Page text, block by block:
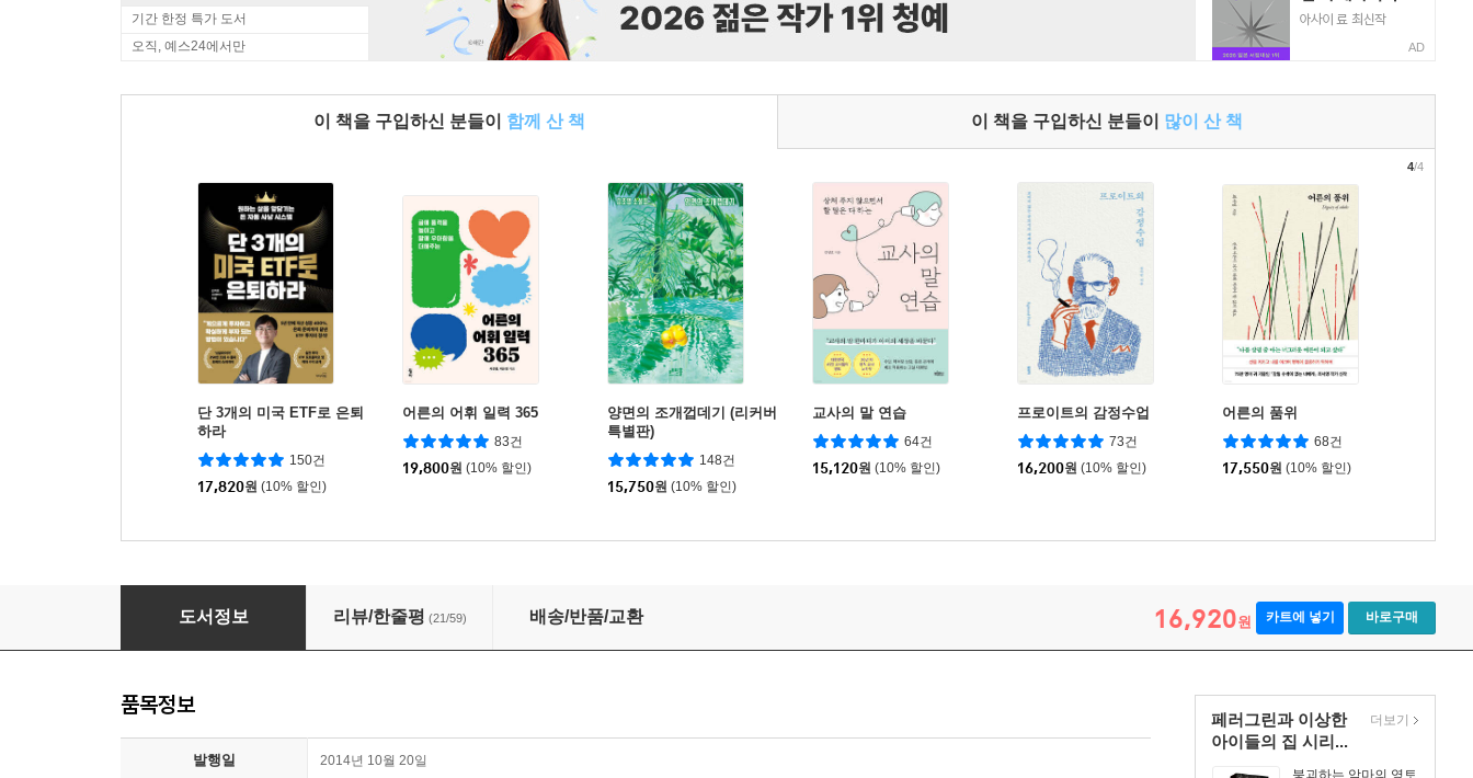
기간 한정 특가 도서
오직, 예스24에서만
AD
이 책을 구입하신 분들이 함께 산 책 이 책을 구입하신 분들이 많이 산 책
단 3개의 미국 ETF로 은퇴
하라
150건
17,820원 (10% 할인)
어른의 어휘 일력 365
83건
19,800원 (10% 할인)
양면의 조개껍데기 (리커버
특별판)
148건
15,750원 (10% 할인)
교사의 말 연습
64건
15,120원 (10% 할인)
프로이트의 감정수업
73건
16,200원 (10% 할인)
어른의 품위
68건
17,550원 (10% 할인)
4/4
할로우 시티
도서정보 리뷰/한줄평 (21/59) 배송/반품/교환 16,920원 카트에 넣기 바로구매
페러그린과 이상한
아이들의 집 시리...
붕괴하는 악마의 영토
더보기
품목정보
발행일 2014년 10월 20일